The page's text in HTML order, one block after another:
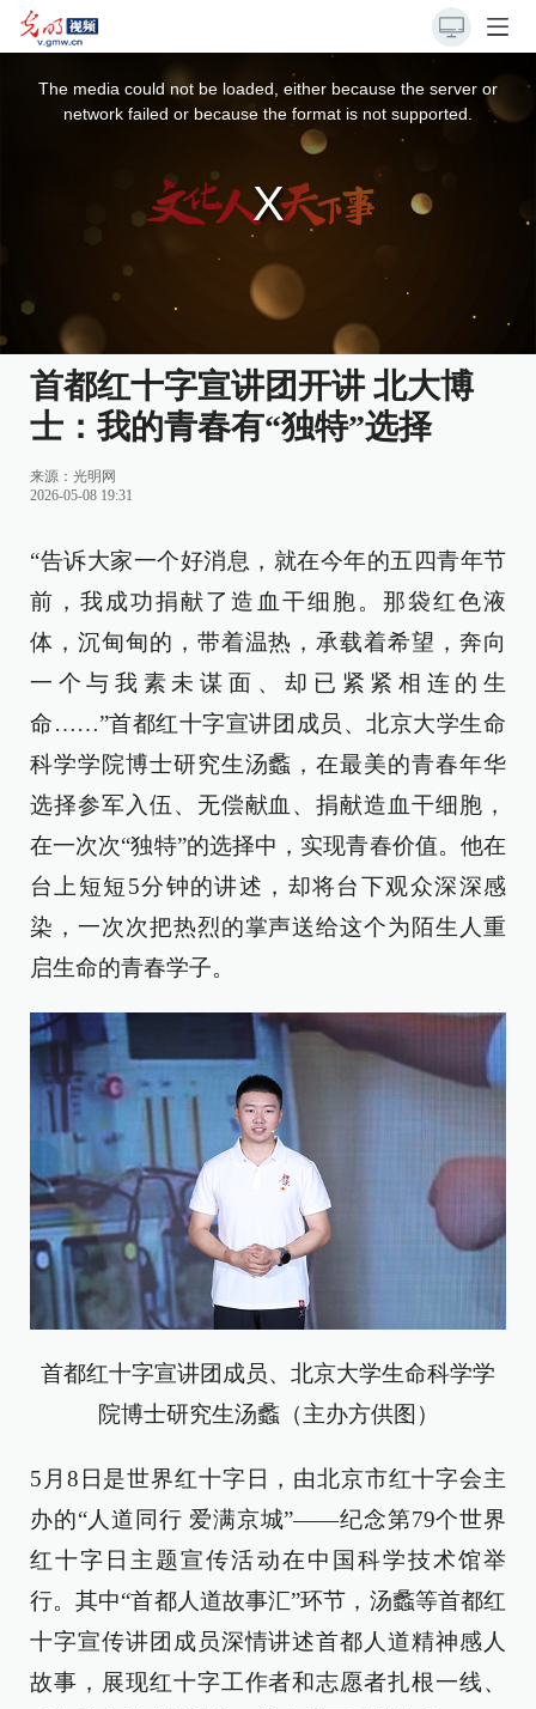
The media could not be loaded, either because the server or
network failed or because the format is not supported.
首都红十字宣讲团开讲 北大博
士：我的青春有“独特”选择
来源： 光明网
2026-05-08 19:31
“告诉大家一个好消息，就在今年的五四青年节
前，我成功捐献了造血干细胞。那袋红色液
体，沉甸甸的，带着温热，承载着希望，奔向
一个与我素未谋面、却已紧紧相连的生
命……”首都红十字宣讲团成员、北京大学生命
科学学院博士研究生汤蠡，在最美的青春年华
选择参军入伍、无偿献血、捐献造血干细胞，
在一次次“独特”的选择中，实现青春价值。他在
台上短短5分钟的讲述，却将台下观众深深感
染，一次次把热烈的掌声送给这个为陌生人重
启生命的青春学子。
首都红十字宣讲团成员、北京大学生命科学学
院博士研究生汤蠡（主办方供图）
5月8日是世界红十字日，由北京市红十字会主
办的“人道同行 爱满京城”——纪念第79个世界
红十字日主题宣传活动在中国科学技术馆举
行。其中“首都人道故事汇”环节，汤蠡等首都红
十字宣传讲团成员深情讲述首都人道精神感人
故事，展现红十字工作者和志愿者扎根一线、